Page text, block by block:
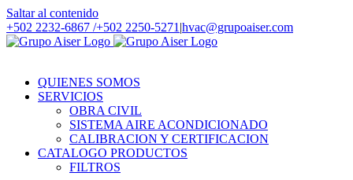
Saltar al contenido
+502 2232-6867 /+502 2250-5271 |hvac@grupoaiser.com
QUIENES SOMOS
SERVICIOS
OBRA CIVIL
SISTEMA AIRE ACONDICIONADO
CALIBRACION Y CERTIFICACION
CATALOGO PRODUCTOS
FILTROS